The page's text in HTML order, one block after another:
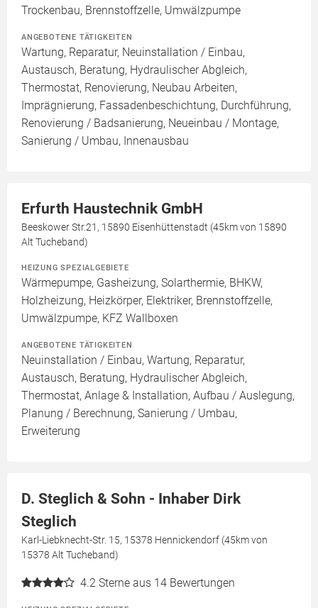
Trockenbau, Brennstoffzelle, Umwälzpumpe
ANGEBOTENE TÄTIGKEITEN
Wartung, Reparatur, Neuinstallation / Einbau,
Austausch, Beratung, Hydraulischer Abgleich,
Thermostat, Renovierung, Neubau Arbeiten,
Imprägnierung, Fassadenbeschichtung, Durchführung,
Renovierung / Badsanierung, Neueinbau / Montage,
Sanierung / Umbau, Innenausbau
Erfurth Haustechnik GmbH
Beeskower Str.21, 15890 Eisenhüttenstadt (45km von 15890
Alt Tucheband)
HEIZUNG SPEZIALGEBIETE
Wärmepumpe, Gasheizung, Solarthermie, BHKW,
Holzheizung, Heizkörper, Elektriker, Brennstoffzelle,
Umwälzpumpe, KFZ Wallboxen
ANGEBOTENE TÄTIGKEITEN
Neuinstallation / Einbau, Wartung, Reparatur,
Austausch, Beratung, Hydraulischer Abgleich,
Thermostat, Anlage & Installation, Aufbau / Auslegung,
Planung / Berechnung, Sanierung / Umbau,
Erweiterung
D. Steglich & Sohn - Inhaber Dirk
Steglich
Karl-Liebknecht-Str. 15, 15378 Hennickendorf (45km von
15378 Alt Tucheband)
4.2 Sterne aus 14 Bewertungen